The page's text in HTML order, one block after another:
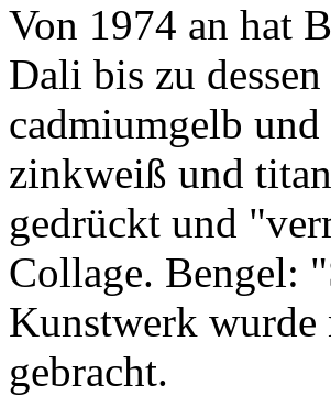
Von 1974 an hat
Dali bis zu
cadmiumgelb
zinkweiß und
gedrückt und
Collage. Bengel:
Kunstwerk wurde
gebracht.